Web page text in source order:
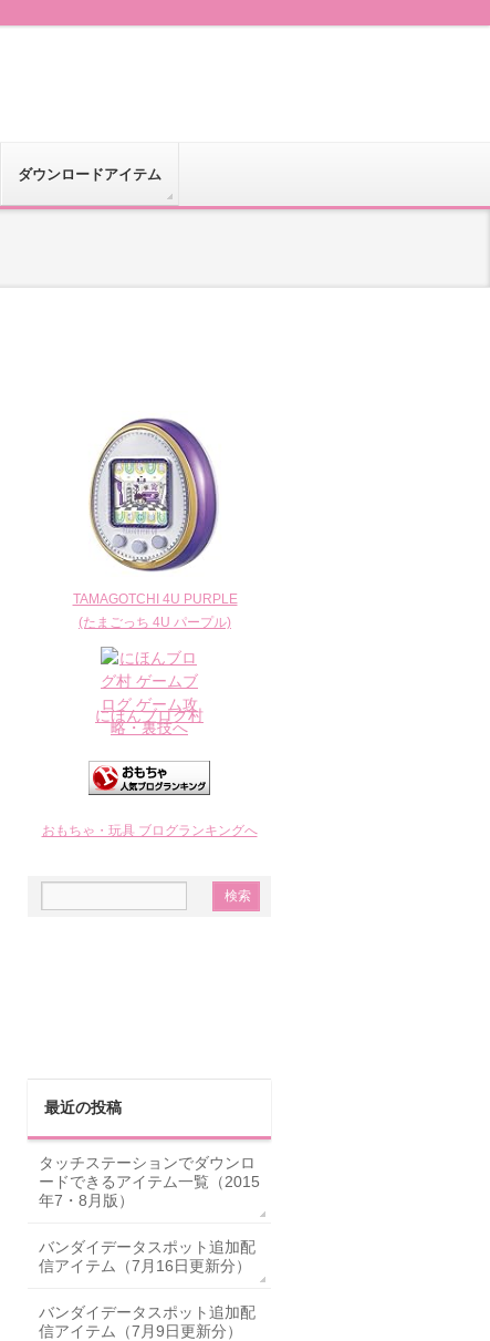
ダウンロードアイテム
TAMAGOTCHI 4U PURPLE
(たまごっち 4U パープル)
にほんブログ村
おもちゃ・玩具 ブログランキングへ
最近の投稿
タッチステーションでダウンロ
ードできるアイテム一覧（2015
年7・8月版）
バンダイデータスポット追加配
信アイテム（7月16日更新分）
バンダイデータスポット追加配
信アイテム（7月9日更新分）